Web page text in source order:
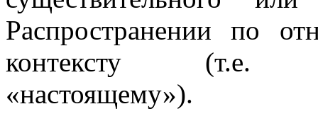
Распространении по
контексту (т.е.
«настоящему»).